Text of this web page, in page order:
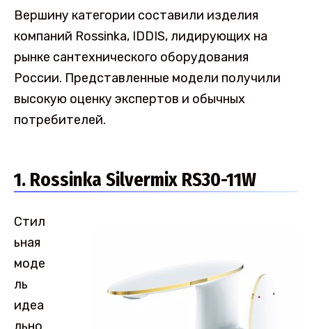
Вершину категории составили изделия
компаний Rossinka, IDDIS, лидирующих на
рынке сантехнического оборудования
России. Представленные модели получили
высокую оценку экспертов и обычных
потребителей.
1. Rossinka Silvermix RS30-11W
Стил
ьная
моде
ль
идеа